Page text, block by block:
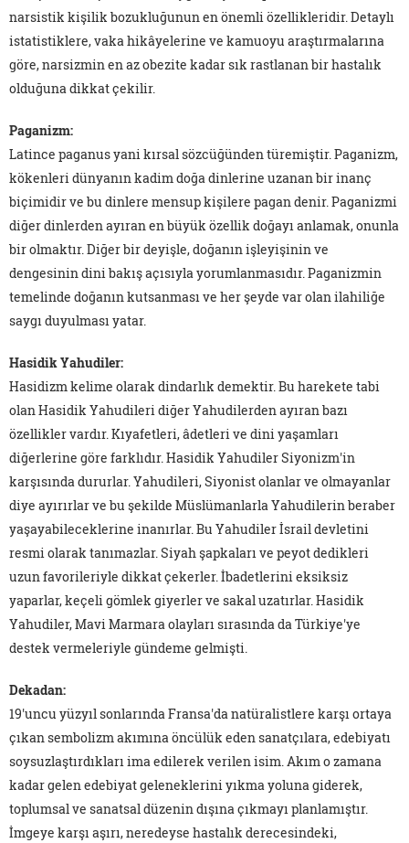
narsistik kişilik bozukluğunun en önemli özellikleridir. Detaylı
istatistiklere, vaka hikâyelerine ve kamuoyu araştırmalarına
göre, narsizmin en az obezite kadar sık rastlanan bir hastalık
olduğuna dikkat çekilir.
Paganizm:
Latince paganus yani kırsal sözcüğünden türemiştir. Paganizm,
kökenleri dünyanın kadim doğa dinlerine uzanan bir inanç
biçimidir ve bu dinlere mensup kişilere pagan denir. Paganizmi
diğer dinlerden ayıran en büyük özellik doğayı anlamak, onunla
bir olmaktır. Diğer bir deyişle, doğanın işleyişinin ve
dengesinin dini bakış açısıyla yorumlanmasıdır. Paganizmin
temelinde doğanın kutsanması ve her şeyde var olan ilahiliğe
saygı duyulması yatar.
Hasidik Yahudiler:
Hasidizm kelime olarak dindarlık demektir. Bu harekete tabi
olan Hasidik Yahudileri diğer Yahudilerden ayıran bazı
özellikler vardır. Kıyafetleri, âdetleri ve dini yaşamları
diğerlerine göre farklıdır. Hasidik Yahudiler Siyonizm'in
karşısında dururlar. Yahudileri, Siyonist olanlar ve olmayanlar
diye ayırırlar ve bu şekilde Müslümanlarla Yahudilerin beraber
yaşayabileceklerine inanırlar. Bu Yahudiler İsrail devletini
resmi olarak tanımazlar. Siyah şapkaları ve peyot dedikleri
uzun favorileriyle dikkat çekerler. İbadetlerini eksiksiz
yaparlar, keçeli gömlek giyerler ve sakal uzatırlar. Hasidik
Yahudiler, Mavi Marmara olayları sırasında da Türkiye'ye
destek vermeleriyle gündeme gelmişti.
Dekadan:
19'uncu yüzyıl sonlarında Fransa'da natüralistlere karşı ortaya
çıkan sembolizm akımına öncülük eden sanatçılara, edebiyatı
soysuzlaştırdıkları ima edilerek verilen isim. Akım o zamana
kadar gelen edebiyat geleneklerini yıkma yoluna giderek,
toplumsal ve sanatsal düzenin dışına çıkmayı planlamıştır.
İmgeye karşı aşırı, neredeyse hastalık derecesindeki,